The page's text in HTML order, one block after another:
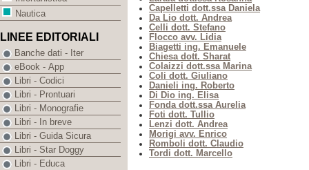
Capelletti dott.ssa Daniela
Da Lio dott. Andrea
Celli dott. Stefano
Flocco avv. Lidia
Biagetti ing. Emanuele
Chiesa dott. Sharat
Colaizzi dott.ssa Marina
Coli dott. Giuliano
Danieli ing. Roberto
Di Dio ing. Elisa
Fonda dott.ssa Aurelia
Foti dott. Tullio
Lenzi dott. Andrea
Morigi avv. Enrico
Romboli dott. Claudio
Tordi dott. Marcello
Nautica
LINEE EDITORIALI
Banche dati - Iter
eBook - App
Libri - Codici
Libri - Prontuari
Libri - Monografie
Libri - In breve
Libri - Guida Sicura
Libri - Star Doggy
Libri - Educa